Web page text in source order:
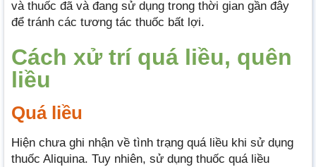
và thuốc đã và đang sử dụng trong thời gian gần đây
để tránh các tương tác thuốc bất lợi.
Cách xử trí quá liều, quên
liều
Quá liều
Hiện chưa ghi nhận về tình trạng quá liều khi sử dụng
thuốc Aliquina. Tuy nhiên, sử dụng thuốc quá liều